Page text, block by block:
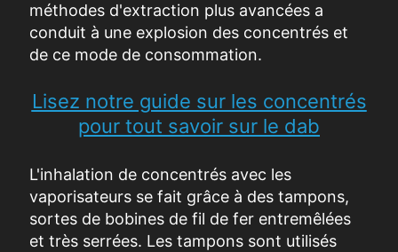
méthodes d'extraction plus avancées a
conduit à une explosion des concentrés et
de ce mode de consommation.
Lisez notre guide sur les concentrés
pour tout savoir sur le dab
L'inhalation de concentrés avec les
vaporisateurs se fait grâce à des tampons,
sortes de bobines de fil de fer entremêlées
et très serrées. Les tampons sont utilisés